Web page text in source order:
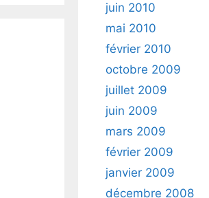
juin 2010
mai 2010
février 2010
octobre 2009
juillet 2009
juin 2009
mars 2009
février 2009
janvier 2009
décembre 2008